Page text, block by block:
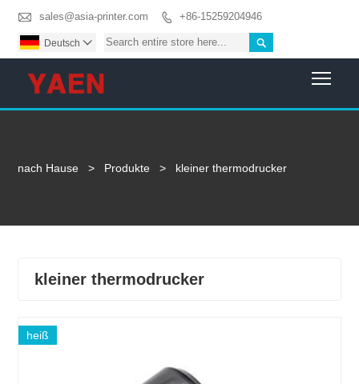
 sales@asia-printer.com  +86-15259204946

Deutsch 
nach Hause > Produkte > kleiner thermodrucker
kleiner thermodrucker
heiß